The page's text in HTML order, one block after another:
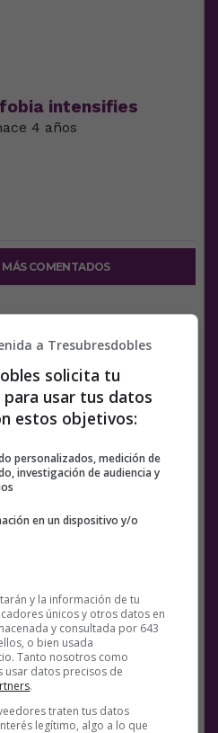
intensifies
4 años
MÁS COMENTADOS
ir a la lavandería y por
pavos, antes que
para una lavadora.
secreto? :-)
a Tresubresdobles
solicita tu
usar tus datos
estos objetivos:
personalizados, medición de
investigación de audiencia y
en un dispositivo y/o
y la información de tu
únicos y otros datos en
y consultada por 643
o bien usada
Tanto nosotros como
datos precisos de
.
traten tus datos
legítimo, algo a lo que